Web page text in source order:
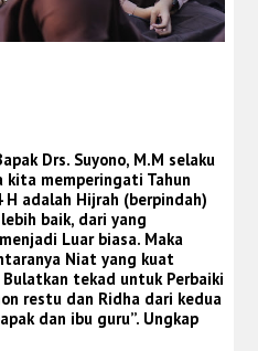
Drs. Suyono, M.M selaku
kita memperingati Tahun
H adalah Hijrah (berpindah)
baik, dari yang
Luar biasa. Maka
Niat yang kuat
Bulatkan tekad untuk Perbaiki
restu dan Ridha dari kedua
dan ibu guru”. Ungkap